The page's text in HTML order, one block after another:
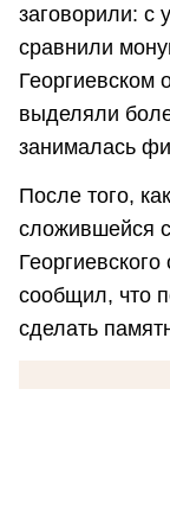
заговорили:
сравнили
Георгиевском
выделяли
занималась
После того,
сложившейся
сообщил, что
сделать